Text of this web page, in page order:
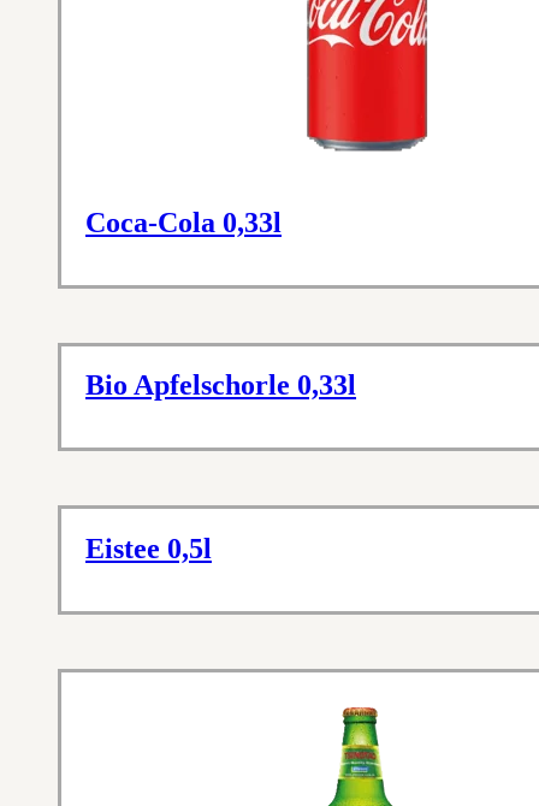
Coca-Cola 0,33l
Bio Apfelschorle 0,33l
Eistee 0,5l